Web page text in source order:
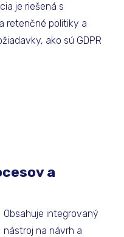
je riešená s
retenčné politiky a
ako sú GDPR
a
Obsahuje integrovaný
nástroj na návrh a